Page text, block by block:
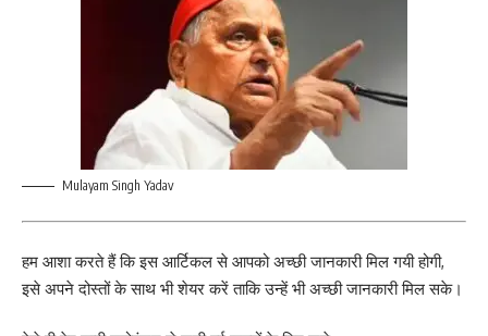
Mulayam Singh Yadav
हम आशा करते हैं कि इस आर्टिकल से आपको अच्छी जानकारी मिल गयी होगी,
इसे अपने दोस्तों के साथ भी शेयर करें ताकि उन्हें भी अच्छी जानकारी मिल सके।